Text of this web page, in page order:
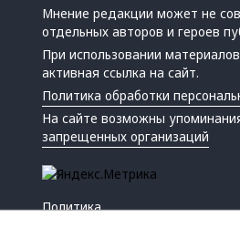
Мнение редакции может не
отдельных авторов и героев
При использовании
активная ссылка на сайт.
Политика обработки
На сайте возможны
запрещенных организаций
Политика